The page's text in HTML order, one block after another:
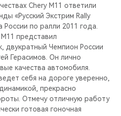
Chery M11 ответили
«Русский Экстрим Rally
по ралли 2011 года.
представил
двукратный Чемпион России
Герасимов. Он лично
качества автомобиля.
себя на дороге уверенно,
прекрасно
Отмечу отличную работу
готовая гоночная